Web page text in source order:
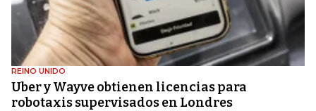
REINO UNIDO
Uber y Wayve obtienen licencias para
robotaxis supervisados ​​en Londres